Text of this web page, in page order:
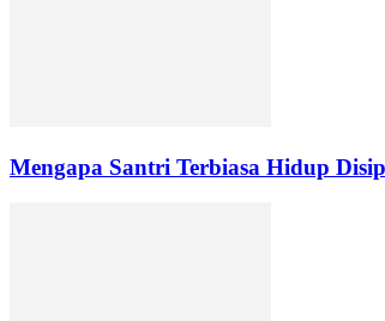
Mengapa Santri Terbiasa Hidup